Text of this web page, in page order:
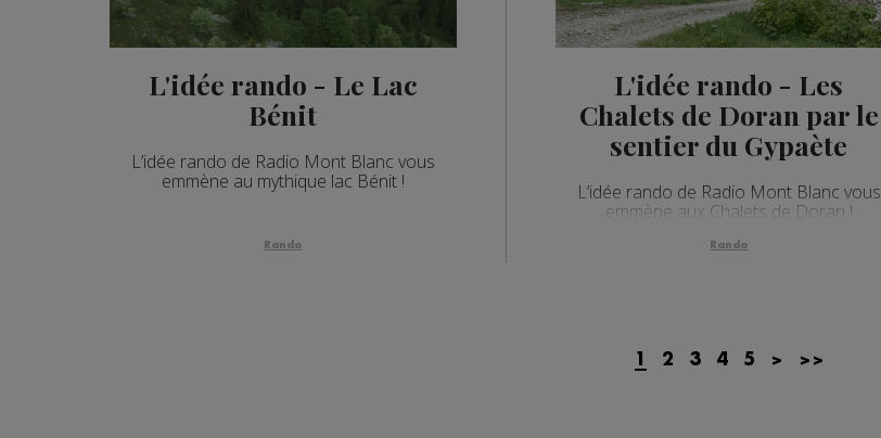
L'idée rando - Le Lac
Bénit
L’idée rando de Radio Mont Blanc vous
emmène au mythique lac Bénit !
Rando
L'idée rando - Les
Chalets de Doran par le
sentier du Gypaète
L’idée rando de Radio Mont Blanc vous
emmène aux Chalets de Doran !
Rando
1 2 3 4 5 > >>